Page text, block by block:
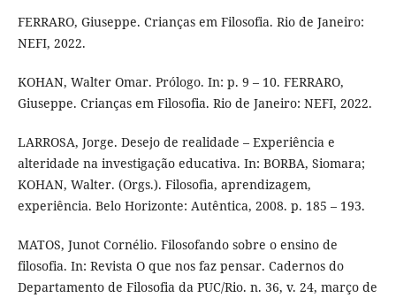
FERRARO, Giuseppe. Crianças em Filosofia. Rio de Janeiro:
NEFI, 2022.
KOHAN, Walter Omar. Prólogo. In: p. 9 – 10. FERRARO,
Giuseppe. Crianças em Filosofia. Rio de Janeiro: NEFI, 2022.
LARROSA, Jorge. Desejo de realidade – Experiência e
alteridade na investigação educativa. In: BORBA, Siomara;
KOHAN, Walter. (Orgs.). Filosofia, aprendizagem,
experiência. Belo Horizonte: Autêntica, 2008. p. 185 – 193.
MATOS, Junot Cornélio. Filosofando sobre o ensino de
filosofia. In: Revista O que nos faz pensar. Cadernos do
Departamento de Filosofia da PUC/Rio. n. 36, v. 24, março de